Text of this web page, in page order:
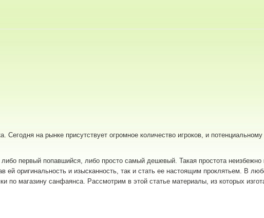
на рынке присутствует огромное количество игроков, и
первый попавшийся, либо просто самый дешевый. Такая простота
оригинальность и изысканность, так и стать ее настоящим проклятьем. В
по магазину санфаянса. Рассмотрим в этой статье материалы, из которых